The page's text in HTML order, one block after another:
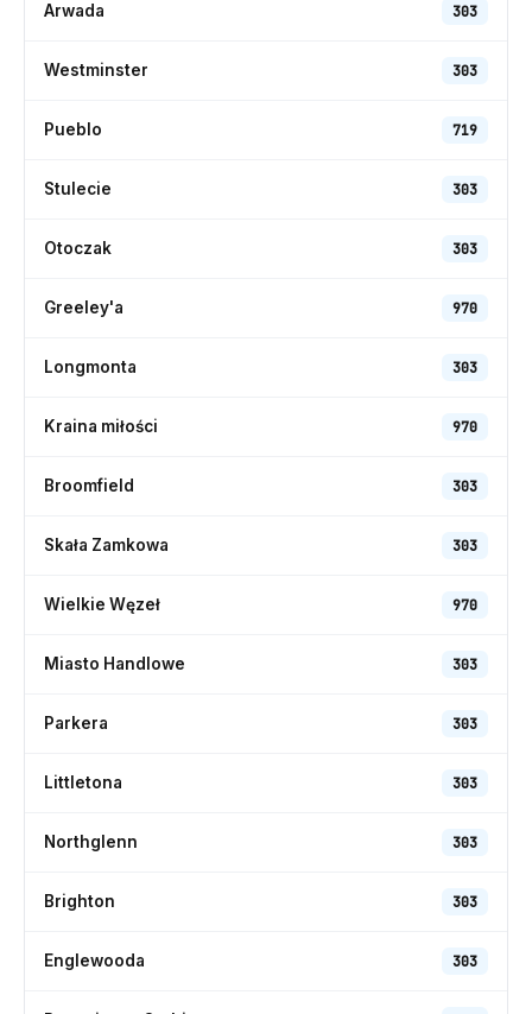
Arwada 303
Westminster 303
Pueblo 719
Stulecie 303
Otoczak 303
Greeley'a 970
Longmonta 303
Kraina miłości 970
Broomfield 303
Skała Zamkowa 303
Wielkie Węzeł 970
Miasto Handlowe 303
Parkera 303
Littletona 303
Northglenn 303
Brighton 303
Englewooda 303